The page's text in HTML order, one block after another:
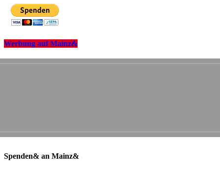
Werbung auf Mainz&
Spenden& an Mainz&